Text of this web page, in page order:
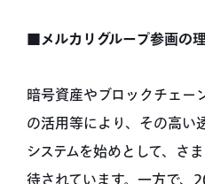
■メルカリグループ参画の
暗号資産やブロックチェー
の活用等により、その高い
システムを始めとして、さ